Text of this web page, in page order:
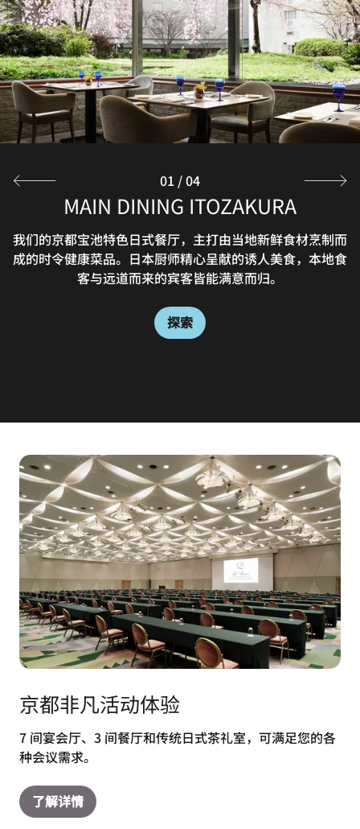
MAIN DINING ITOZAKURA
我们的京都宝池特色日式餐厅，主打由当地新鲜食材烹制而
成的时令健康菜品。日本厨师精心呈献的诱人美食，本地食
客与远道而来的宾客皆能满意而归。
探索
CHARYO, JAPANESE TEA HOUSE
酒店清幽的日式花园内设有数寄屋风格茶舍，是您感受日本
传统饮食文化的好去处。
探索
自助餐厅 桃園
限时开放的「自助餐厅 桃園」。以“美食花园”为主题，
为您呈上现烤面包、本地时蔬等色彩缤纷的西式自助餐。更
可选择半自助形式，自由搭配主菜享用。无论是旅途中的小
探索
Join us for evening drinks at our Takaragaike, Kyoto,
bar, featuring English pub-inspired décor. Sample a
variety of liquors from around the world in a cozy
atmosphere in Kyoto, Japan.
探索
01 /04
京都非凡活动体验
7 间宴会厅、3 间餐厅和传统日式茶礼室，可满足您的各
种会议需求。
了解详情